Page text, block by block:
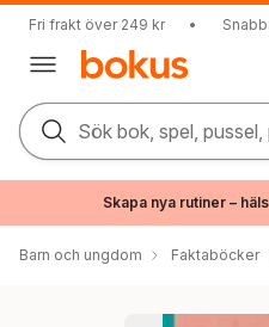
Fri frakt över 249 kr •
Sök bok, spel, pussel,
Skapa nya rutiner –
Barn och ungdom Faktaböcker